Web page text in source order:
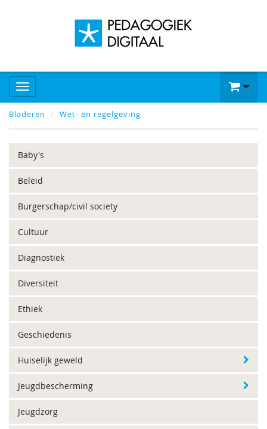
Bladeren Wet- en regelgeving
Baby's
Beleid
Burgerschap/civil society
Cultuur
Diagnostiek
Diversiteit
Ethiek
Geschiedenis
Huiselijk geweld
Jeugdbescherming
Jeugdzorg